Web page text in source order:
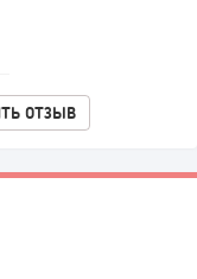
ОТЗЫВ